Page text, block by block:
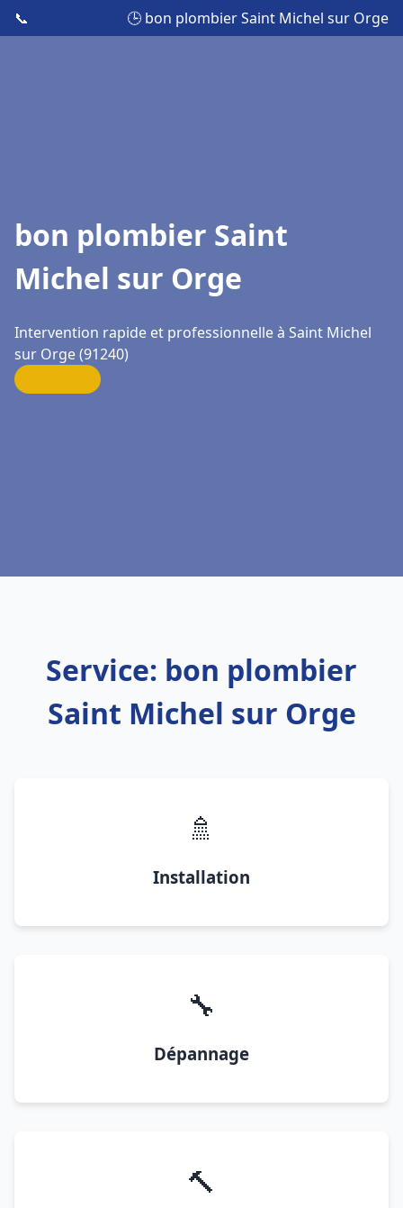
📞 🕒 bon plombier Saint Michel sur Orge
bon plombier Saint
Michel sur Orge
Intervention rapide et professionnelle à Saint Michel
sur Orge (91240)
Service: bon plombier
Saint Michel sur Orge
🚿
Installation
🔧
Dépannage
🔨